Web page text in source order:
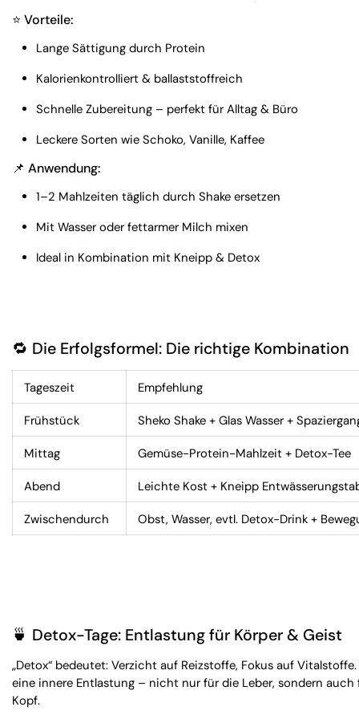
⭐ Vorteile:
Lange Sättigung durch Protein
Kalorienkontrolliert & ballaststoffreich
Schnelle Zubereitung – perfekt für Alltag & Büro
Leckere Sorten wie Schoko, Vanille, Kaffee
📌 Anwendung:
1–2 Mahlzeiten täglich durch Shake ersetzen
Mit Wasser oder fettarmer Milch mixen
Ideal in Kombination mit Kneipp & Detox
🔁 Die Erfolgsformel: Die richtige Kombination
Tageszeit Empfehlung
Frühstück Sheko Shake + Glas Wasser +
Mittag Gemüse-Protein-Mahlzeit + Detox-Tee
Abend Leichte Kost + Kneipp
Zwischendurch Obst, Wasser, evtl. Detox-Drink +
🍵 Detox-Tage: Entlastung für Körper & Geist
„Detox“ bedeutet: Verzicht auf Reizstoffe, Fokus auf
eine innere Entlastung – nicht nur für die Leber, sondern auch
Kopf.